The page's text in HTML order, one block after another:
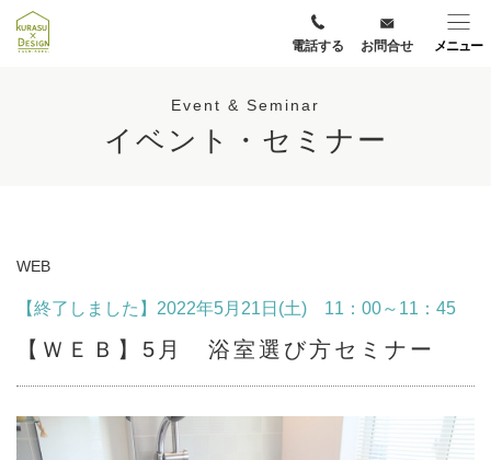
メニュー
電話する お問合せ
Event & Seminar
イベント・セミナー
WEB
【終了しました】2022年5月21日(土) 11：00～11：45
【ＷＥＢ】5月 浴室選び方セミナー